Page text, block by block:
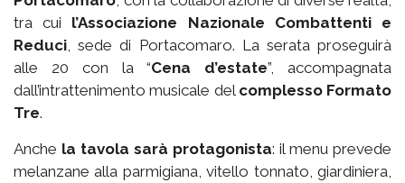
tra cui l’Associazione Nazionale Combattenti e
Reduci , sede di Portacomaro. La serata proseguirà
alle 20 con la “Cena d’estate”, accompagnata
dall’intrattenimento musicale del complesso Formato
Tre.
Anche la tavola sarà protagonista: il menu prevede
melanzane alla parmigiana, vitello tonnato, giardiniera,